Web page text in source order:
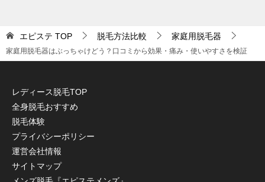
エピステ TOP 脱毛方法比較 家庭用脱毛器
家庭用脱毛器はぶっちゃけどう？口コミから効果・痛み・使いやすさを検証
レディース脱毛TOP
全身脱毛おすすめ
脱毛体験
プライバシーポリシー
運営会社情報
サイトマップ